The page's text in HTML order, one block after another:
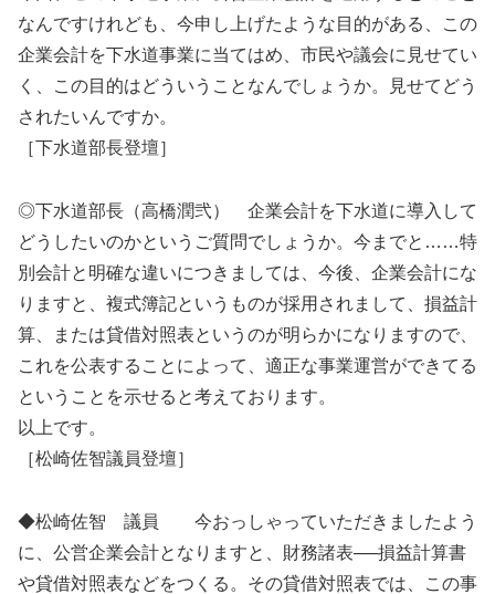
なんですけれども、今申し上げたような目的がある、この
企業会計を下水道事業に当てはめ、市民や議会に見せてい
く、この目的はどういうことなんでしょうか。見せてどう
されたいんですか。
［下水道部長登壇］
◎下水道部長（高橋潤弐） 企業会計を下水道に導入して
どうしたいのかというご質問でしょうか。今までと……特
別会計と明確な違いにつきましては、今後、企業会計にな
りますと、複式簿記というものが採用されまして、損益計
算、または貸借対照表というのが明らかになりますので、
これを公表することによって、適正な事業運営ができてる
ということを示せると考えております。
以上です。
［松崎佐智議員登壇］
◆松崎佐智 議員 今おっしゃっていただきましたよう
に、公営企業会計となりますと、財務諸表──損益計算書
や貸借対照表などをつくる。その貸借対照表では、この事